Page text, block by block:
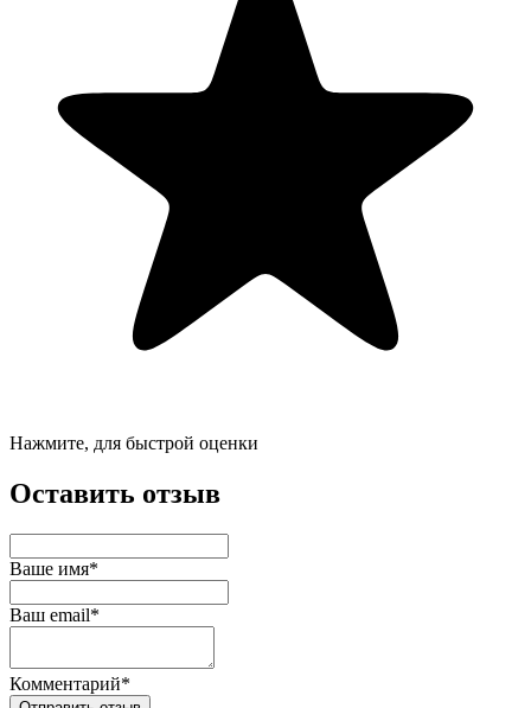
Нажмите, для быстрой оценки
Оставить отзыв
Ваше имя*
Ваш email*
Комментарий*